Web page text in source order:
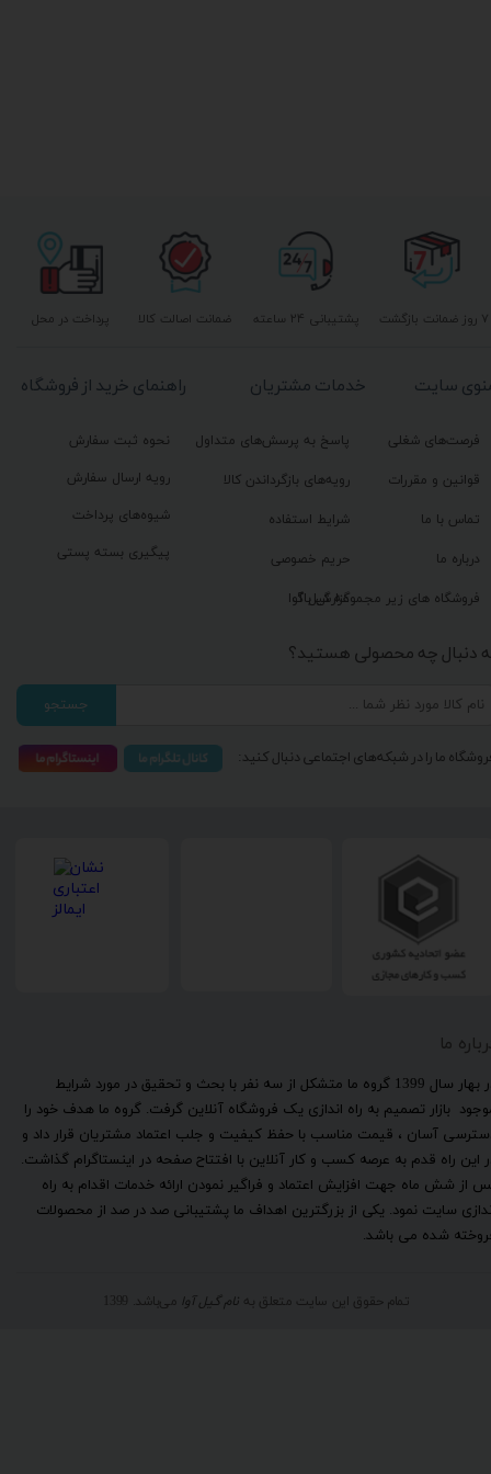
ما
​در بهار سال 1399 گروه ما متشکل از سه نفر با بحث و تحقیق در مورد شرایط
بازار تصمیم به راه اندازی یک فروشگاه آنلاین گرفت. گروه ما هدف خود را
آسان ، قیمت مناسب با حفظ کیفیت و جلب اعتماد مشتریان قرار داد و
این راه قدم به عرصه کسب و کار آنلاین با افتتاح صفحه در اینستاگرام گذاشت.
از شش ماه جهت افزایش اعتماد و فراگیر نمودن ارائه خدمات اقدام به راه
سایت نمود. یکی از بزرگترین اهداف ما پشتیبانی صد در صد از محصولات
شده می باشد.
تمام حقوق این سایت متعلق به نام گیل آوا می‌باشد. 1399
پشتیبانی ۲۴ ساعته پرداخت در محل ۷ روز ضمانت بازگشت ضمانت اصالت کالا
راهنمای خرید از فروشگاه
نحوه ثبت سفارش
رویه ارسال سفارش
شیوه‌های پرداخت
پیگیری بسته پستی
خدمات مشتریان
پاسخ به پرسش‌های متداول
رویه‌های بازگرداندن کالا
شرایط استفاده
حریم خصوصی
گزارش باگ
سایت
فرصت‌های شغلی
قوانین و مقررات
تماس با ما
درباره ما
فروشگاه های زیر مجموعه گیل آوا
دنبال چه محصولی هستید؟
جستجو
ما را در شبکه‌های اجتماعی دنبال کنید: